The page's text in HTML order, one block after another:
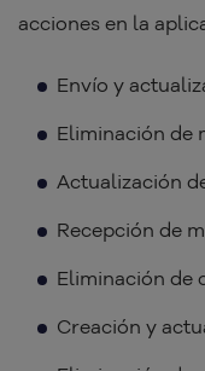
acciones en la
Envío y
Eliminación de
Actualización
Recepción de
Eliminación de
Creación y